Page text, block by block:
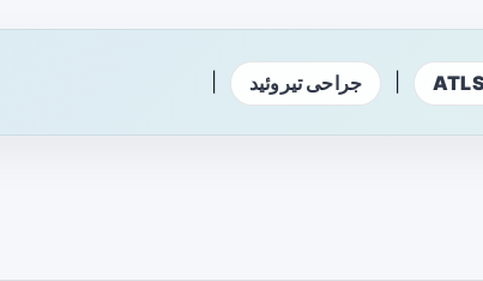
جراحی تیروئید